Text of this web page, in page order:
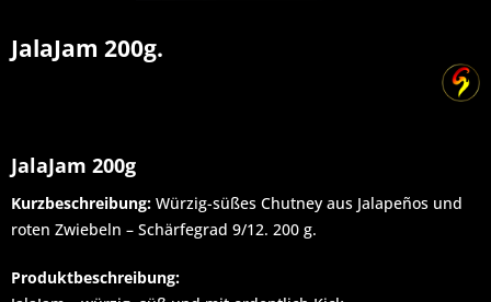
JalaJam 200g.
JalaJam 200g
Kurzbeschreibung: Würzig-süßes Chutney aus Jalapeños und
roten Zwiebeln – Schärfegrad 9/12. 200 g.
Produktbeschreibung: